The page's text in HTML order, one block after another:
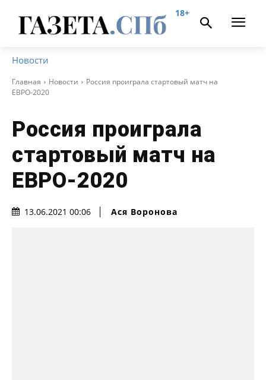
18+
Новости
Главная Новости
Россия проиграла стартовый матч на
ЕВРО-2020
Россия проиграла
стартовый матч на
ЕВРО-2020
13.06.2021 00:06 Ася Воронова